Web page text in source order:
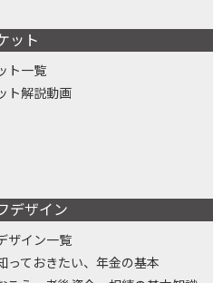
ット
ト一覧
ト解説動画
デザイン
ザイン一覧
っておきたい、年金の基本